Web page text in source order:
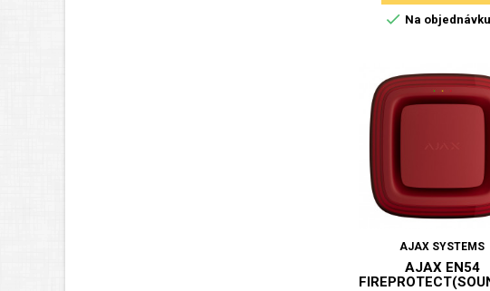
 Na objednávku
AJAX SYSTEMS
AJAX EN54